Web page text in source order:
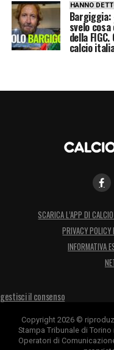
HANNO
Bargiggia:
svelo
della
calcio
SCARICA L’APP DI
PRIVACY POLICY
INFORMATIVA
gestisci il consenso
Copyright 2026 ©
Stampa Tribunale di
Operatori di